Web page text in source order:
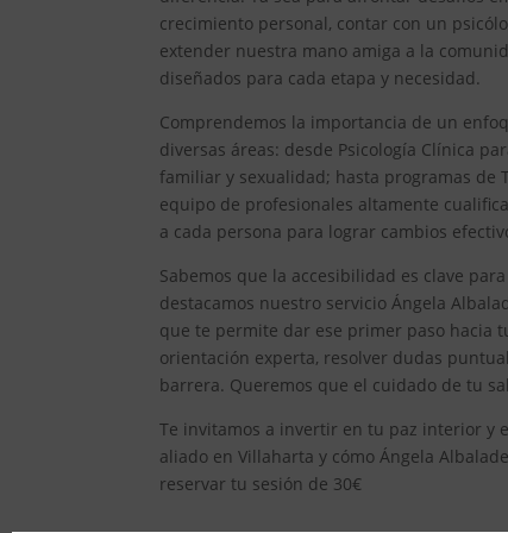
crecimiento personal, contar con un
extender nuestra mano amiga a la
diseñados para cada etapa y necesidad.
Comprendemos la importancia de un
diversas áreas: desde Psicología Clínica
familiar y sexualidad; hasta programas de
equipo de profesionales altamente
a cada persona para lograr cambios
Sabemos que la accesibilidad es clave
destacamos nuestro servicio Ángela
que te permite dar ese primer paso hacia
orientación experta, resolver dudas
barrera. Queremos que el cuidado de tu
Te invitamos a invertir en tu paz interior y
aliado en Villaharta y cómo Ángela
reservar tu sesión de 30€